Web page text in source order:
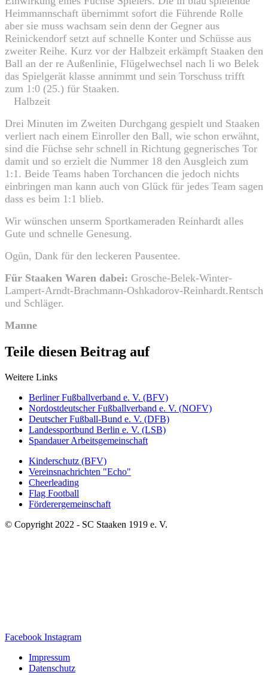
Heimmannschaft übernimmt sofort die Führende Rolle
aber sie muss wachsam sein denn der Gegner aus
Reinickendorf setzt auf schnelle Konter und Schüsse aus
zweiter Reihe. Kurz vor der Halbzeit erkämpft Staaken den
Ball an der re Außenlinie, Flügelwechsel nach li wo Belek
das Spielgerät klasse annimmt und sein Torschuss trifft
zum 1:0 (25.) für Staaken.
Halbzeit
Drei Minuten im Zweiten Durchgang gespielt und Staaken
verliert nach einem Einroller den Ball, wie schon erwähnt,
sind die Füchse sehr schnell in Richtung gegnerisches Tor
damit und so erzielt die Nummer 18 den Ausgleich zum
1:1. Beide Teams haben Torchancen die jedoch nichts
einbringen man kann auch von Glück für jedes Team sagen
dass es beim 1:1 blieb.
Wir wünschen unserm Sportkameraden Reinhardt alles
Gute und schnelle Genesung.
Ogün, Dank für den leckeren Pausentee.
Für Staaken Waren dabei: Grosche-Belek-Winter-
Lampert-Arndt-Brachmann-Oshkadorov-Reinhardt.Rentsch
und Schläger.
Manne
Teile diesen Beitrag auf
Weitere Links
Berliner Fußballverband e. V. (BFV)
Nordostdeutscher Fußballverband e. V. (NOFV)
Deutscher Fußball-Bund e. V. (DFB)
Landessportbund Berlin e. V. (LSB)
Spandauer Arbeitsgemeinschaft
Kinderschutz (BFV)
Vereinsnachrichten "Echo"
Cheerleading
Flag Football
Förderergemeinschaft
© Copyright 2022 - SC Staaken 1919 e. V.
Facebook Instagram
Impressum
Datenschutz